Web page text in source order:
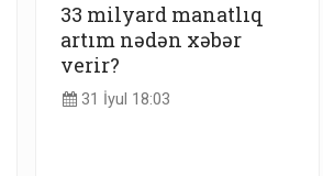
33 milyard manatlıq
artım nədən xəbər
verir?
31 İyul 18:03